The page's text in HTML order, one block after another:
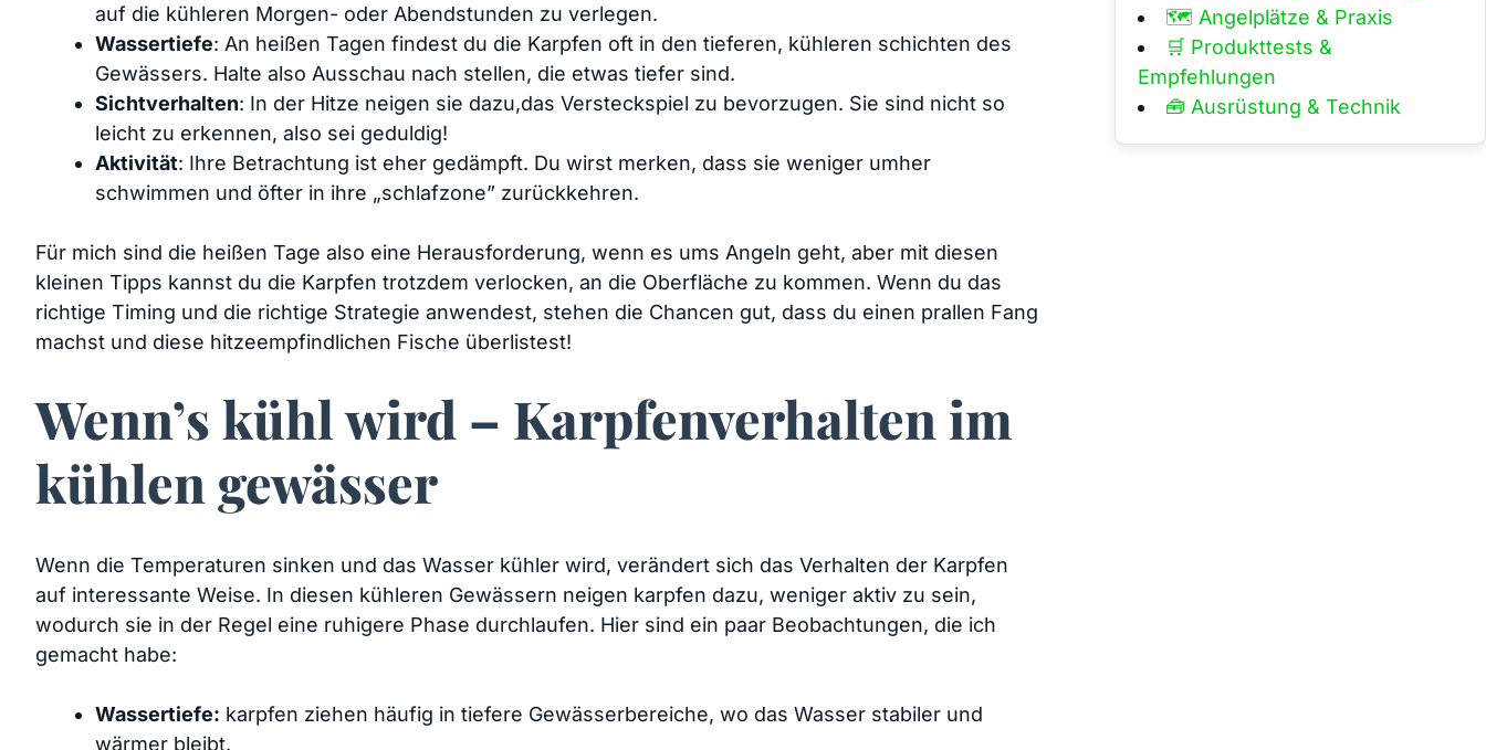
auf die kühleren Morgen- oder Abendstunden zu⁢ verlegen.
Wassertiefe: An heißen Tagen findest du⁢ die Karpfen oft in den tieferen,⁢ kühleren‍ schichten des
Gewässers. Halte also Ausschau ​nach stellen, die etwas tiefer ‍sind.
Sichtverhalten:‌ In der Hitze neigen sie dazu,das Versteckspiel zu bevorzugen. Sie sind nicht so
leicht zu erkennen, also sei geduldig!
Aktivität: Ihre Betrachtung ist eher gedämpft. Du wirst merken, dass sie weniger umher
schwimmen und öfter in ihre „schlafzone” zurückkehren.
Für mich sind ⁢die heißen Tage also eine Herausforderung, wenn es ums Angeln ⁣geht,​ aber mit ‌diesen
kleinen Tipps kannst du die Karpfen trotzdem verlocken, an die​ Oberfläche zu kommen. Wenn du das
richtige Timing‌ und die richtige‍ Strategie anwendest, stehen die Chancen gut, dass du einen prallen Fang
machst und ⁣diese hitzeempfindlichen Fische überlistest!
Wenn’s kühl wird – Karpfenverhalten im
kühlen gewässer
Wenn die Temperaturen ⁣sinken und das Wasser kühler wird, verändert⁤ sich das​ Verhalten der Karpfen
auf interessante Weise. In diesen kühleren Gewässern neigen karpfen dazu,⁣ weniger​ aktiv zu sein,
wodurch sie in ⁤der Regel eine ruhigere Phase durchlaufen. Hier sind ein paar Beobachtungen,‌ die ich
gemacht habe:
Wassertiefe: karpfen ziehen häufig ⁣in tiefere Gewässerbereiche, wo das Wasser stabiler und
wärmer bleibt.
🗺️ Angelplätze & Praxis
🛒 Produkttests &
Empfehlungen
🧰 Ausrüstung & Technik